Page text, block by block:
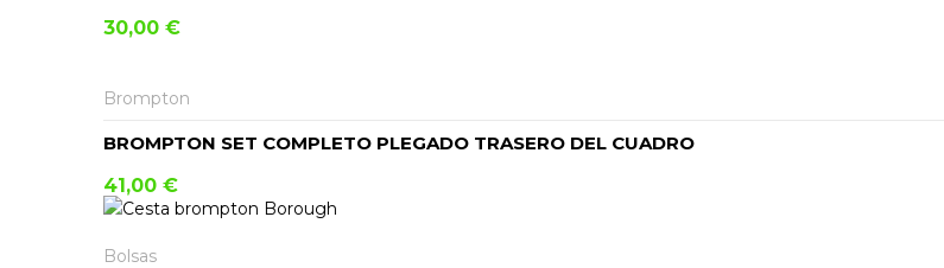
30,00 €
Brompton
BROMPTON SET COMPLETO PLEGADO TRASERO DEL CUADRO
41,00 €
Bolsas